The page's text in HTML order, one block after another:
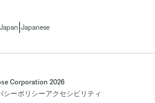
Japan Japanese
Corporation 2026
シーポリシーアクセシビリティ